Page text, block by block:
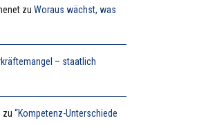
zuWoraus wächst, was
– staatlich
zu“Kompetenz-Unterschiede